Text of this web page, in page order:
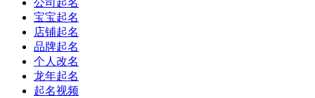
公司起名
宝宝起名
店铺起名
品牌起名
个人改名
龙年起名
起名视频